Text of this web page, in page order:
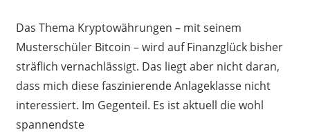
Das Thema Kryptowährungen – mit seinem
Musterschüler Bitcoin – wird auf Finanzglück bisher
sträflich vernachlässigt. Das liegt aber nicht daran,
dass mich diese faszinierende Anlageklasse nicht
interessiert. Im Gegenteil. Es ist aktuell die wohl
spannendste